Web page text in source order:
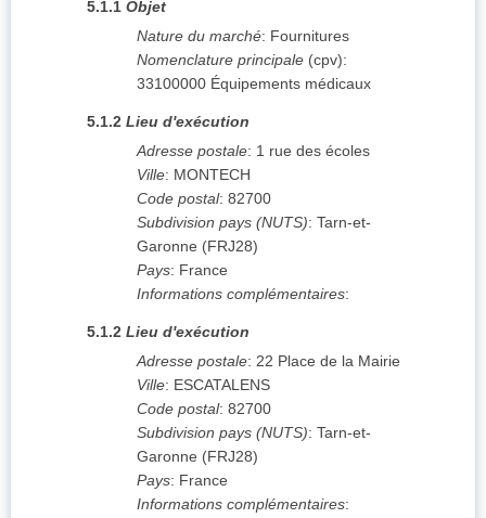
5.1.1 Objet
Nature du marché: Fournitures
Nomenclature principale (cpv):
33100000 Équipements médicaux
5.1.2 Lieu d'exécution
Adresse postale: 1 rue des écoles
Ville: MONTECH
Code postal: 82700
Subdivision pays (NUTS): Tarn-et-
Garonne (FRJ28)
Pays: France
Informations complémentaires:
5.1.2 Lieu d'exécution
Adresse postale: 22 Place de la Mairie
Ville: ESCATALENS
Code postal: 82700
Subdivision pays (NUTS): Tarn-et-
Garonne (FRJ28)
Pays: France
Informations complémentaires: